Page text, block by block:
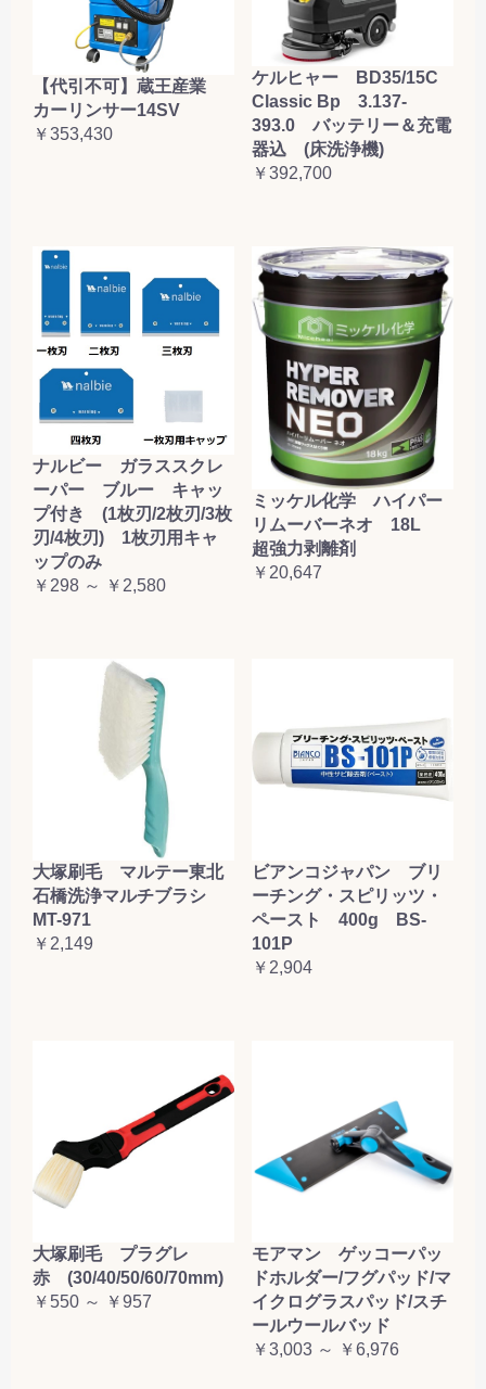
【代引不可】蔵王産業
カーリンサー14SV
￥353,430
ケルヒャー BD35/15C
Classic Bp 3.137-
393.0 バッテリー＆充電
器込 (床洗浄機)
￥392,700
ナルビー ガラススクレ
ーパー ブルー キャッ
プ付き (1枚刃/2枚刃/3枚
刃/4枚刃) 1枚刃用キャ
ップのみ
￥298 ～ ￥2,580
ミッケル化学 ハイパー
リムーバーネオ 18L
超強力剥離剤
￥20,647
大塚刷毛 マルテー東北
石橋洗浄マルチブラシ
MT-971
￥2,149
ビアンコジャパン ブリ
ーチング・スピリッツ・
ペースト 400g BS-
101P
￥2,904
大塚刷毛 プラグレ
赤 (30/40/50/60/70mm)
￥550 ～ ￥957
モアマン ゲッコーパッ
ドホルダー/フグパッド/マ
イクログラスパッド/スチ
ールウールバッド
￥3,003 ～ ￥6,976